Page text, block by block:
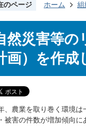
のページ ホーム 組
然災害等の
画）を作成
、農業を取り巻く環境
被害の件数が増加傾向に